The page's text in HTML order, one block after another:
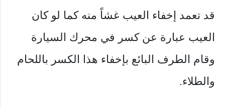
قد تعمد إخفاء العيب غشاً منه كما لو كان
العيب عبارة عن كسر في محرك السيارة
وقام الطرف البائع بإخفاء هذا الكسر باللحام
والطلاء.